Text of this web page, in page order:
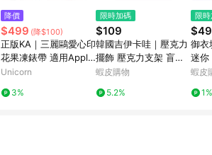
降價
$499 (降$100)
正版KA｜三麗鷗愛心印
花果凍錶帶 適用Apple
Watch S1~10代 替換
ty Unicorn
Unicorn
3%
限時加碼
$109
韓國吉伊卡哇｜壓克力
擺飾 壓克力支架 盲盒
辦公桌小物 療癒小物/
桃/chiikawa
蝦皮購物
5.2%
限
$49
御衣
迷你
x8
蝦皮
1%